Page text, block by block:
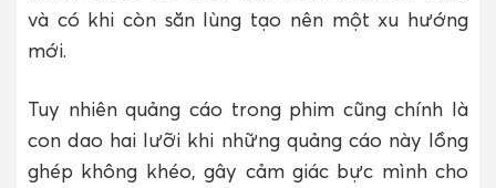
và có khi còn săn lùng tạo nên một xu hướng
mới.
Tuy nhiên quảng cáo trong phim cũng chính là
con dao hai lưỡi khi những quảng cáo này lồng
ghép không khéo, gây cảm giác bực mình cho